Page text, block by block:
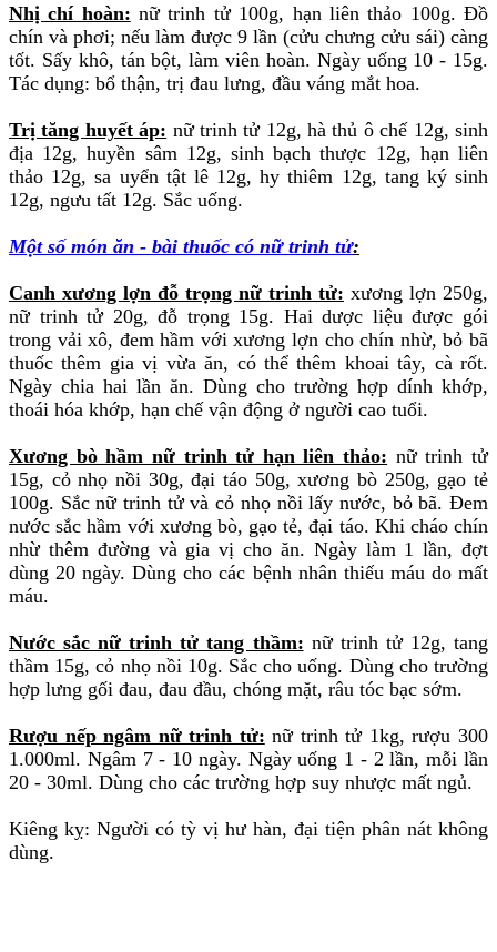
Nhị chí hoàn: nữ trinh tử 100g, hạn liên thảo 100g. Đồ
chín và phơi; nếu làm được 9 lần (cửu chưng cửu sái) càng
tốt. Sấy khô, tán bột, làm viên hoàn. Ngày uống 10 - 15g.
Tác dụng: bổ thận, trị đau lưng, đầu váng mắt hoa.
Trị tăng huyết áp: nữ trinh tử 12g, hà thủ ô chế 12g, sinh
địa 12g, huyền sâm 12g, sinh bạch thược 12g, hạn liên
thảo 12g, sa uyển tật lê 12g, hy thiêm 12g, tang ký sinh
12g, ngưu tất 12g. Sắc uống.
Một số món ăn - bài thuốc có nữ trinh tử:
Canh xương lợn đỗ trọng nữ trinh tử: xương lợn 250g,
nữ trinh tử 20g, đỗ trọng 15g. Hai dược liệu được gói
trong vải xô, đem hầm với xương lợn cho chín nhừ, bỏ bã
thuốc thêm gia vị vừa ăn, có thể thêm khoai tây, cà rốt.
Ngày chia hai lần ăn. Dùng cho trường hợp dính khớp,
thoái hóa khớp, hạn chế vận động ở người cao tuổi.
Xương bò hầm nữ trinh tử hạn liên thảo: nữ trinh tử
15g, cỏ nhọ nồi 30g, đại táo 50g, xương bò 250g, gạo tẻ
100g. Sắc nữ trinh tử và cỏ nhọ nồi lấy nước, bỏ bã. Đem
nước sắc hầm với xương bò, gạo tẻ, đại táo. Khi cháo chín
nhừ thêm đường và gia vị cho ăn. Ngày làm 1 lần, đợt
dùng 20 ngày. Dùng cho các bệnh nhân thiếu máu do mất
máu.
Nước sắc nữ trinh tử tang thầm: nữ trinh tử 12g, tang
thầm 15g, cỏ nhọ nồi 10g. Sắc cho uống. Dùng cho trường
hợp lưng gối đau, đau đầu, chóng mặt, râu tóc bạc sớm.
Rượu nếp ngâm nữ trinh tử: nữ trinh tử 1kg, rượu 300
1.000ml. Ngâm 7 - 10 ngày. Ngày uống 1 - 2 lần, mỗi lần
20 - 30ml. Dùng cho các trường hợp suy nhược mất ngủ.
Kiêng kỵ: Người có tỳ vị hư hàn, đại tiện phân nát không
dùng.